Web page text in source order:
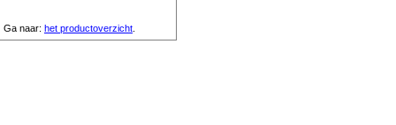
Ga naar: het productoverzicht